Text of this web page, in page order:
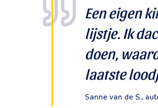
Een eigen
lijstje. Ik
doen,
laatste
Sanne van de S.,